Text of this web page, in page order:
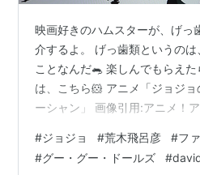
リスト::アニメ製作会社
映画好きのハムスターが、げっ
介するよ。 げっ歯類というの
ことなんだ🐀 楽しんでもらえ
は、こちら🐹 アニメ「ジョジ
ーシャン」 画像引用:アニメ！ア
↓ 予告編だよ
年、アメリカ・フロリダ州恋人
#ジョジョ #荒木飛呂彦 #フ
#グー・グー・ドールズ #